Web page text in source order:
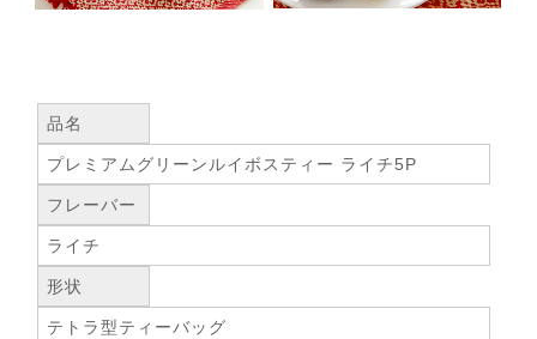
品名
プレミアムグリーンルイボスティー ライチ5P
フレーバー
ライチ
形状
テトラ型ティーバッグ